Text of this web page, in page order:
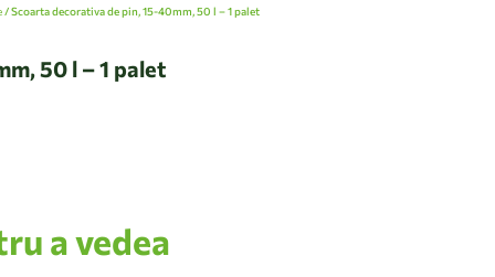
/ Scoarta decorativa de pin, 15-40mm, 50 l – 1 palet
50 l – 1 palet
a vedea